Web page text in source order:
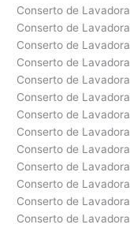
Conserto de
Conserto de
Conserto de
Conserto de
Conserto de
Conserto de
Conserto de
Conserto de
Conserto de
Conserto de
Conserto de
Conserto de
Conserto de